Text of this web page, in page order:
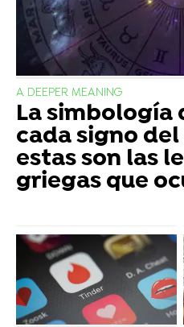
A DEEPER MEANING
La simbología
cada signo
estas son las
griegas que